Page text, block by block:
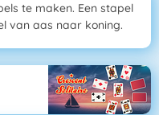
te maken. Een stapel
van aas naar koning.